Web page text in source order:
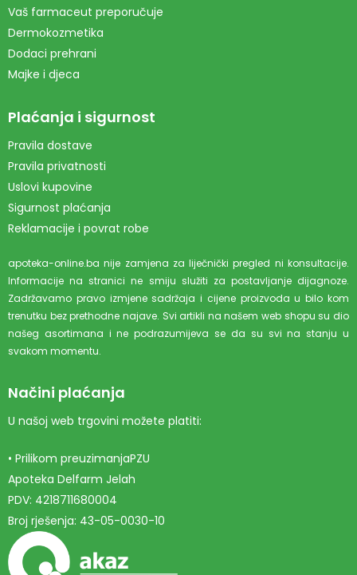
Vaš farmaceut preporučuje
Dermokozmetika
Dodaci prehrani
Majke i djeca
Plaćanja i sigurnost
Pravila dostave
Pravila privatnosti
Uslovi kupovine
Sigurnost plaćanja
Reklamacije i povrat robe
apoteka-online.ba nije zamjena za liječnički pregled ni konsultacije.
Informacije na stranici ne smiju služiti za postavljanje dijagnoze.
Zadržavamo pravo izmjene sadržaja i cijene proizvoda u bilo kom
trenutku bez prethodne najave. Svi artikli na našem web shopu su dio
našeg asortimana i ne podrazumijeva se da su svi na stanju u
svakom momentu.
Načini plaćanja
U našoj web trgovini možete platiti:
• Prilikom preuzimanjaPZU
Apoteka Delfarm Jelah
PDV: 4218711680004
Broj rješenja: 43-05-0030-10